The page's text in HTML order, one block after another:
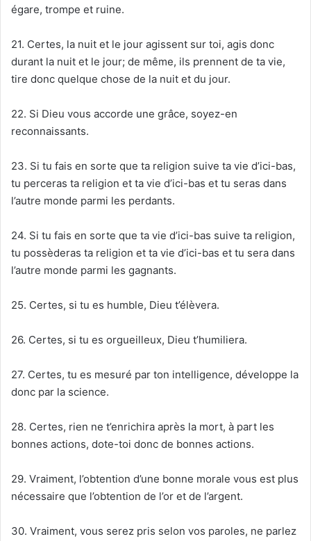
égare, trompe et ruine.
21. Certes, la nuit et le jour agissent sur toi, agis donc
durant la nuit et le jour; de même, ils prennent de ta vie,
tire donc quelque chose de la nuit et du jour.
22. Si Dieu vous accorde une grâce, soyez-en
reconnaissants.
23. Si tu fais en sorte que ta religion suive ta vie d’ici-bas,
tu perceras ta religion et ta vie d’ici-bas et tu seras dans
l’autre monde parmi les perdants.
24. Si tu fais en sorte que ta vie d’ici-bas suive ta religion,
tu possèderas ta religion et ta vie d’ici-bas et tu sera dans
l’autre monde parmi les gagnants.
25. Certes, si tu es humble, Dieu t’élèvera.
26. Certes, si tu es orgueilleux, Dieu t’humiliera.
27. Certes, tu es mesuré par ton intelligence, développe la
donc par la science.
28. Certes, rien ne t’enrichira après la mort, à part les
bonnes actions, dote-toi donc de bonnes actions.
29. Vraiment, l’obtention d’une bonne morale vous est plus
nécessaire que l’obtention de l’or et de l’argent.
30. Vraiment, vous serez pris selon vos paroles, ne parlez